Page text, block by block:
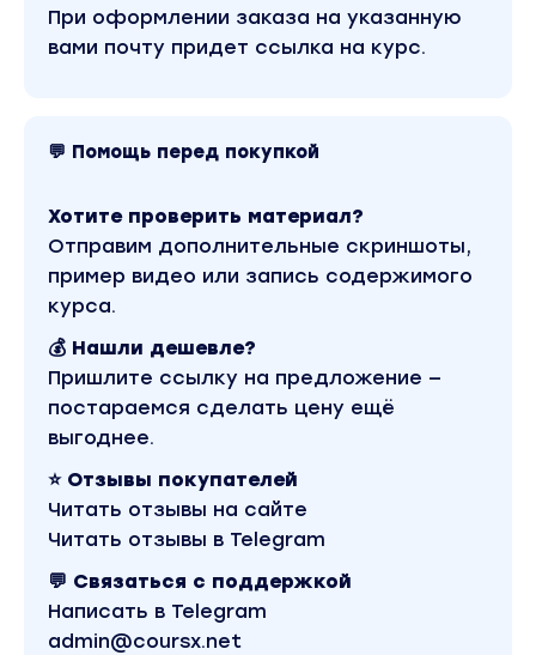
При оформлении заказа на указанную
вами почту придет ссылка на курс.
💬 Помощь перед покупкой
Хотите проверить материал?
Отправим дополнительные скриншоты,
пример видео или запись содержимого
курса.
💰 Нашли дешевле?
Пришлите ссылку на предложение —
постараемся сделать цену ещё
выгоднее.
⭐ Отзывы покупателей
Читать отзывы на сайте
Читать отзывы в Telegram
💬 Связаться с поддержкой
Написать в Telegram
admin@coursx.net